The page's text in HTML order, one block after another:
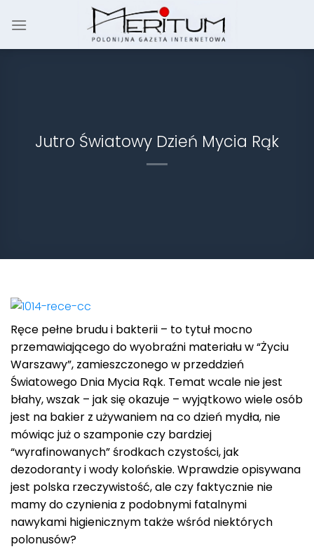
Jutro Światowy Dzień Mycia Rąk
Ręce pełne brudu i bakterii – to tytuł mocno
przemawiającego do wyobraźni materiału w “Życiu
Warszawy”, zamieszczonego w przeddzień
Światowego Dnia Mycia Rąk. Temat wcale nie jest
błahy, wszak – jak się okazuje – wyjątkowo wiele osób
jest na bakier z używaniem na co dzień mydła, nie
mówiąc już o szamponie czy bardziej
“wyrafinowanych” środkach czystości, jak
dezodoranty i wody kolońskie. Wprawdzie opisywana
jest polska rzeczywistość, ale czy faktycznie nie
mamy do czynienia z podobnymi fatalnymi
nawykami higienicznym także wśród niektórych
polonusów?